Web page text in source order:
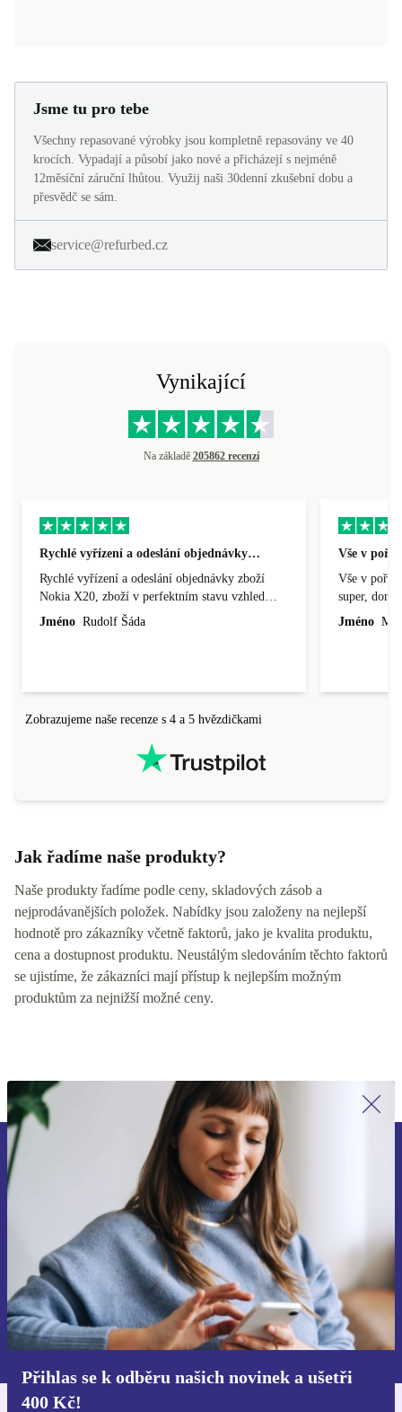
Jsme tu pro tebe
Všechny repasované výrobky jsou kompletně repasovány ve 40
krocích. Vypadají a působí jako nové a přicházejí s nejméně
12měsíční záruční lhůtou. Využij naši 30denní zkušební dobu a
přesvědč se sám.
service@refurbed.cz
Vynikající
Na základě 205862 recenzí
Rychlé vyřízení a odeslání objednávky…
Rychlé vyřízení a odeslání objednávky zboží
Nokia X20, zboží v perfektním stavu vzhled
nového výrobku, cena výborná, funguje v
Jméno Rudolf Šáda
Vše v
Vše v
super,
doprava
Jméno
Zobrazujeme naše recenze s 4 a 5 hvězdičkami
Jak řadíme naše produkty?
Naše produkty řadíme podle ceny, skladových zásob a
nejprodávanějších položek. Nabídky jsou založeny na nejlepší
hodnotě pro zákazníky včetně faktorů, jako je kvalita produktu,
cena a dostupnost produktu. Neustálým sledováním těchto faktorů
se ujistíme, že zákazníci mají přístup k nejlepším možným
produktům za nejnižší možné ceny.
Přihlas se k odběru našich novinek a ušetři
400 Kč!
Přihlas se k odběru našich novinek a
ušetři 400 Kč!
Už nikdy nepromeškej žádnou nabídku.
Chci voucher
Informace o použití osobních údajů najdeš v našich
Zásadách ochrany osobních údajů.